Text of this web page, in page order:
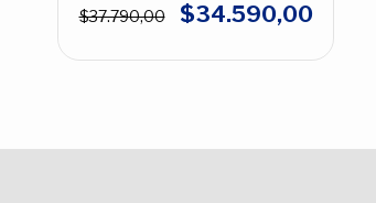
$37.790,00 $34.590,00